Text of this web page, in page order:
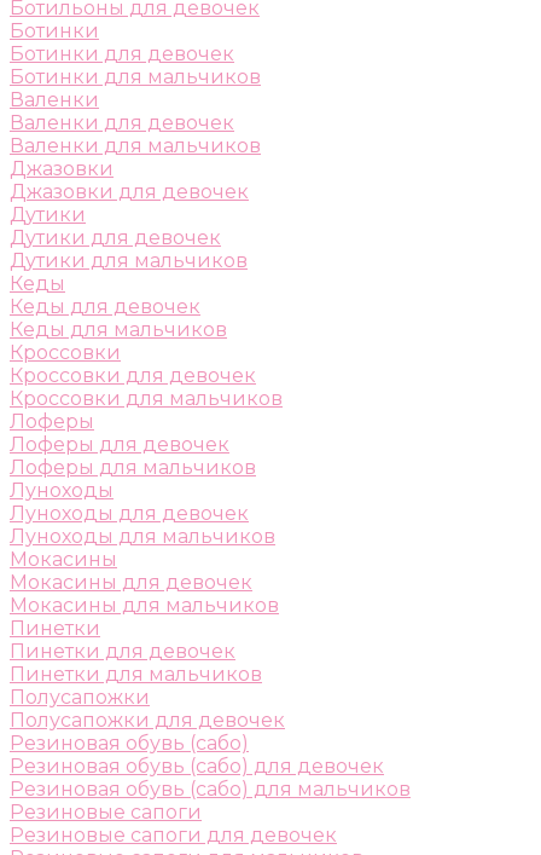
Ботильоны для девочек
Ботинки
Ботинки для девочек
Ботинки для мальчиков
Валенки
Валенки для девочек
Валенки для мальчиков
Джазовки
Джазовки для девочек
Дутики
Дутики для девочек
Дутики для мальчиков
Кеды
Кеды для девочек
Кеды для мальчиков
Кроссовки
Кроссовки для девочек
Кроссовки для мальчиков
Лоферы
Лоферы для девочек
Лоферы для мальчиков
Луноходы
Луноходы для девочек
Луноходы для мальчиков
Мокасины
Мокасины для девочек
Мокасины для мальчиков
Пинетки
Пинетки для девочек
Пинетки для мальчиков
Полусапожки
Полусапожки для девочек
Резиновая обувь (сабо)
Резиновая обувь (сабо) для девочек
Резиновая обувь (сабо) для мальчиков
Резиновые сапоги
Резиновые сапоги для девочек